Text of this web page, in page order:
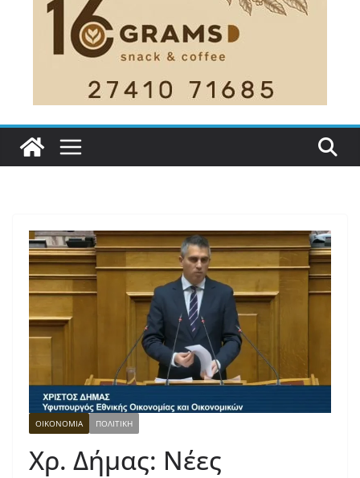
ΟΙΚΟΝΟΜΙΑ ΠΟΛΙΤΙΚΗ
Χρ. Δήμας: Νέες